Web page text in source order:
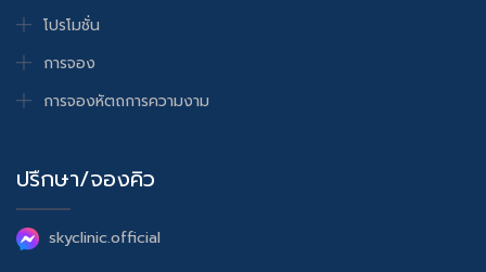
โปรโมชั่น
การจอง
การจองหัตถการความงาม
ปรึกษา/จองคิว
skyclinic.official